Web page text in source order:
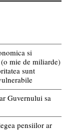
si
mie de miliarde)
sunt
Guvernului sa
pensiilor ar